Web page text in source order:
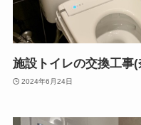
施設トイレの交換工事(
2024年6月24日